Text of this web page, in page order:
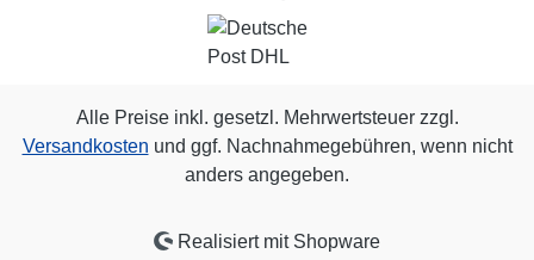
Alle Preise inkl. gesetzl. Mehrwertsteuer zzgl.
Versandkosten und ggf. Nachnahmegebühren, wenn nicht
anders angegeben.
Realisiert mit Shopware